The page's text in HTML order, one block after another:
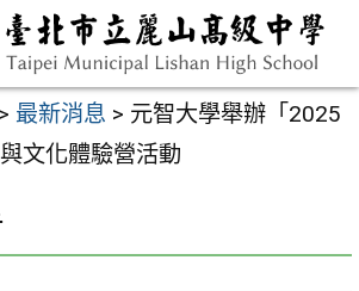
> 最新消息 > 元智大學舉辦「2025
文化體驗營活動